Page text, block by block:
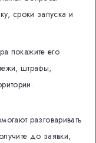
сроки запуска и
покажите его
штрафы,
разговаривать
до заявки,